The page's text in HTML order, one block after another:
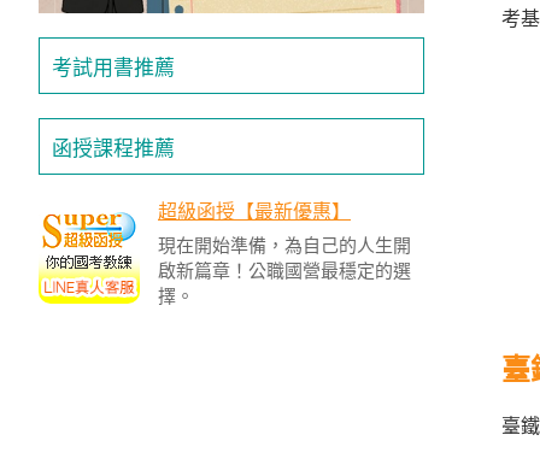
考試用書推薦
函授課程推薦
超級函授【最新優惠】
現在開始準備，為自己的人生開
啟新篇章！公職國營最穩定的選
擇。
考
臺
臺